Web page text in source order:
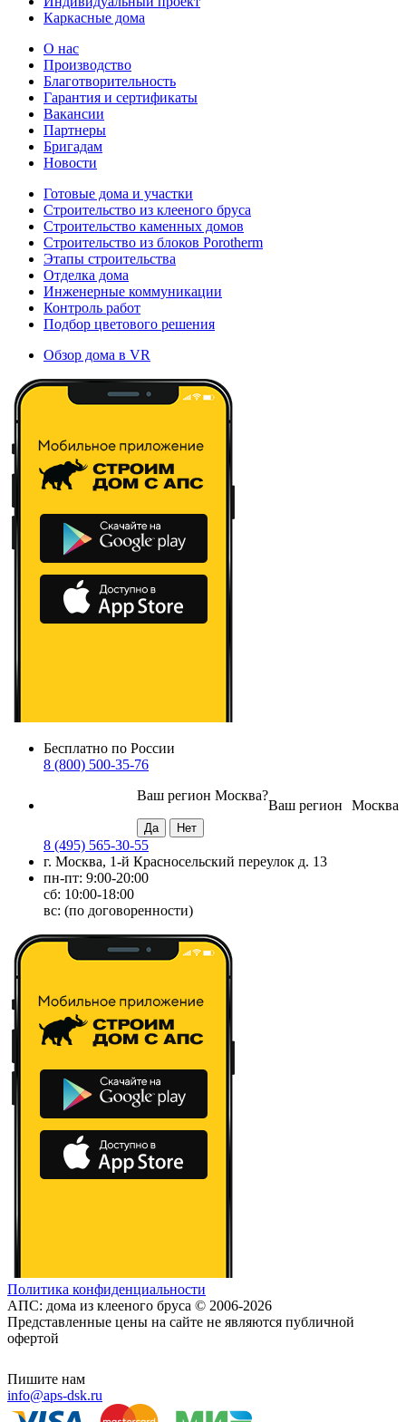
Каркасные дома
О нас
Производство
Благотворительность
Гарантия и сертификаты
Вакансии
Партнеры
Бригадам
Новости
Готовые дома и участки
Строительство из клееного бруса
Строительство каменных домов
Строительство из блоков Porotherm
Этапы строительства
Отделка дома
Инженерные коммуникации
Контроль работ
Подбор цветового решения
Обзор дома в VR
Бесплатно по России
8 (800) 500-35-76
Москва
Ваш регион
Ваш регион Москва?
8 (495) 565-30-55
г. Москва, 1-й Красносельский переулок д. 13
пн-пт: 9:00-20:00
сб: 10:00-18:00
вс: (по договоренности)
Политика конфиденциальности
АПС: дома из клееного бруса © 2006-2026
Представленные цены на сайте не являются публичной
офертой
Пишите нам
info@aps-dsk.ru